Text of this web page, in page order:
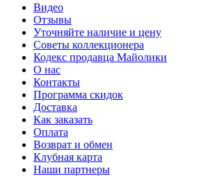
Видео
Отзывы
Уточняйте наличие и цену
Советы коллекционера
Кодекс продавца Майолики
О нас
Контакты
Программа скидок
Доставка
Как заказать
Оплата
Возврат и обмен
Клубная карта
Наши партнеры